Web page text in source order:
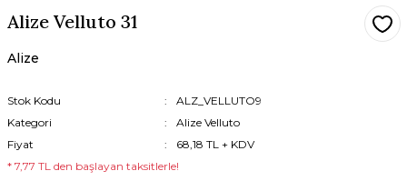
Alize Velluto 31
Alize
Stok Kodu
ALZ_VELLUTO9
Kategori
Alize Velluto
Fiyat
68,18 TL + KDV
* 7,77 TL den başlayan taksitlerle!